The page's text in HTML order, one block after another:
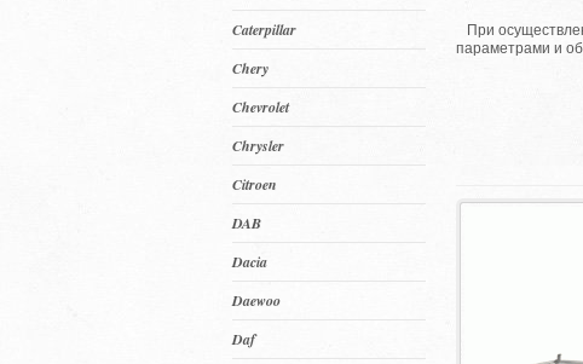
Caterpillar
Chery
Chevrolet
Chrysler
Citroen
DAB
Dacia
Daewoo
Daf
При
параметрами и